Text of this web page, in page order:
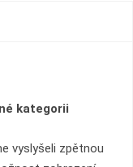
kategorii
vyslyšeli zpětnou